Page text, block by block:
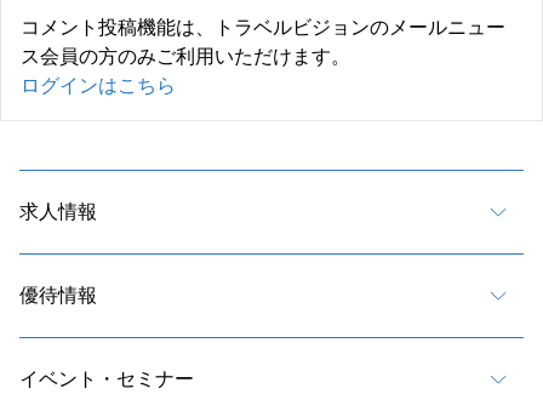
コメント投稿機能は、トラベルビジョンのメールニュー
ス会員の方のみご利用いただけます。
ログインはこちら
求人情報
優待情報
イベント・セミナー